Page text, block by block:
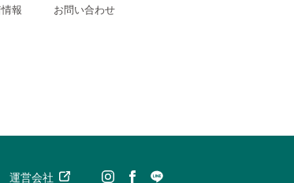
報 お問い合わせ
運営会社